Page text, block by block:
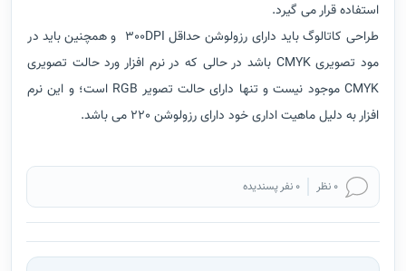
استفاده قرار می گیرد.
طراحی کاتالوگ باید دار
ای رزولوشن حداقل 300DPI و همچنین باید در
مود تصویری CMYK باشد در حالی که در نرم افزار ورد
حالت تصویری
CMYK موجود نیست و تنها دارای حالت تصویر RGB است؛ و این نرم
افزار به دلیل ماهیت اداری خود دارای رزولوشن 220 می باشد.
0 نظر 0 نفر پسندیده